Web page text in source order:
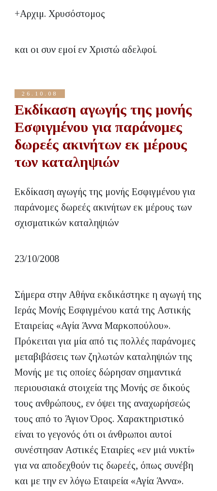
+Αρχιμ. Χρυσόστομος
και οι συν εμοί εν Χριστώ αδελφοί.
26.10.08
Εκδίκαση αγωγής της μονής
Εσφιγμένου για παράνομες
δωρεές ακινήτων εκ μέρους
των καταληψιών
Εκδίκαση αγωγής της μονής Εσφιγμένου για
παράνομες δωρεές ακινήτων εκ μέρους των
σχισματικών καταληψιών
23/10/2008
Σήμερα στην Αθήνα εκδικάστηκε η αγωγή της
Ιεράς Μονής Εσφιγμένου κατά της Αστικής
Εταιρείας «Αγία Άννα Μαρκοπούλου».
Πρόκειται για μία από τις πολλές παράνομες
μεταβιβάσεις των ζηλωτών καταληψιών της
Μονής με τις οποίες δώρησαν σημαντικά
περιουσιακά στοιχεία της Μονής σε δικούς
τους ανθρώπους, εν όψει της αναχωρήσεώς
τους από το Άγιον Όρος. Χαρακτηριστικό
είναι το γεγονός ότι οι άνθρωποι αυτοί
συνέστησαν Αστικές Εταιρίες «εν μιά νυκτί»
για να αποδεχθούν τις δωρεές, όπως συνέβη
και με την εν λόγω Εταιρεία «Αγία Άννα».